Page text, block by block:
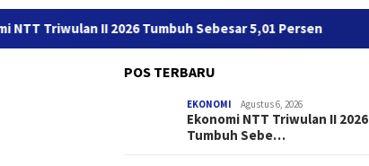
Triwulan II 2026 Tumbuh Sebesar 5,01 Persen
POS TERBARU
EKONOMI Agustus 6, 2026
Ekonomi NTT Triwulan II 2026
Tumbuh Sebe…